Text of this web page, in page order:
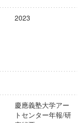
2023
慶應義塾大学アー
トセンター年報/研